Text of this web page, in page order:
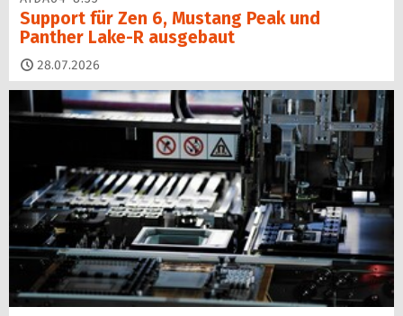
Support für Zen 6, Mustang Peak und
Panther Lake-R ausgebaut
28.07.2026